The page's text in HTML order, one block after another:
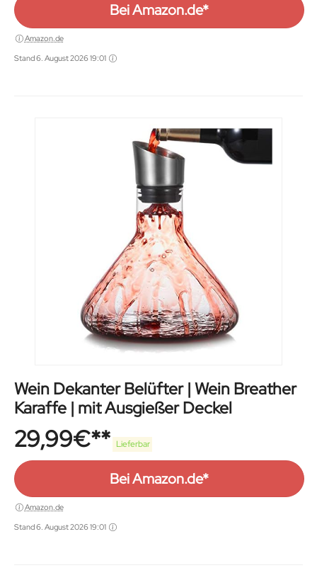
Bei Amazon.de*
Amazon.de
Stand 6. August 2026 19:01
Wein Dekanter Belüfter | Wein Breather
Karaffe | mit Ausgießer Deckel
29,99€ Lieferbar
Bei Amazon.de*
Amazon.de
Stand 6. August 2026 19:01